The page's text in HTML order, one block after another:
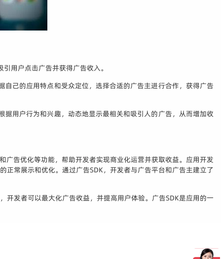
用户点击广告并获得广告收入。
己的应用特点和受众定位，选择合适的广告主进行合作，获得广告
用户行为和兴趣，动态地显示最相关和吸引人的广告，从而增加收
广告优化等功能，帮助开发者实现商业化运营并获取收益。应用开发
常展示和优化。通过广告SDK，开发者与广告平台和广告主建立了
发者可以最大化广告收益，并提高用户体验。广告SDK是应用的一